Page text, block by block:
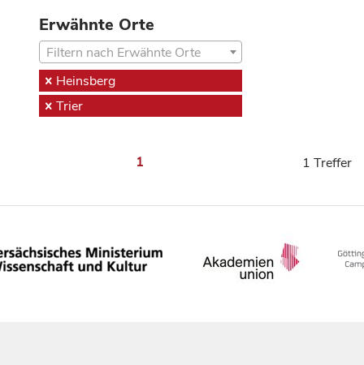
Erwähnte Orte
Filtern nach Erwähnte Orte
Heinsberg
Trier
1 1 Treffer